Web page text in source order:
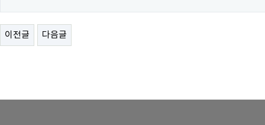
이전글 다음글